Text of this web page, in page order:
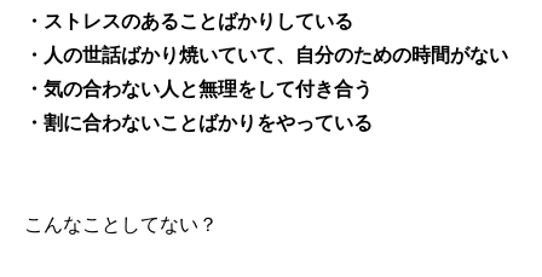
・ストレスのあることばかりしている
・人の世話ばかり焼いていて、自分のための時間がない
・気の合わない人と無理をして付き合う
・割に合わないことばかりをやっている
こんなことしてない？